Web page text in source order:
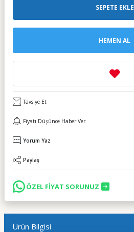
SEPETE EKLE
HEMEN AL
Tavsiye Et
Fiyatı Düşünce Haber Ver
Yorum Yaz
Paylaş
ÖZEL FİYAT SORUNUZ
Ürün Bilgisi